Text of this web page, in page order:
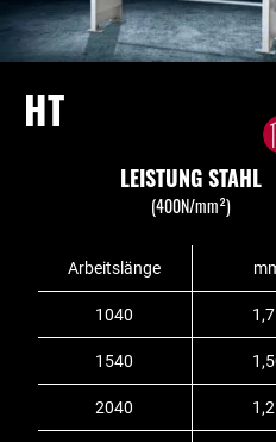
HT
LEISTUNG STAHL
(400N/mm²)
Arbeitslänge
1040
1540
2040